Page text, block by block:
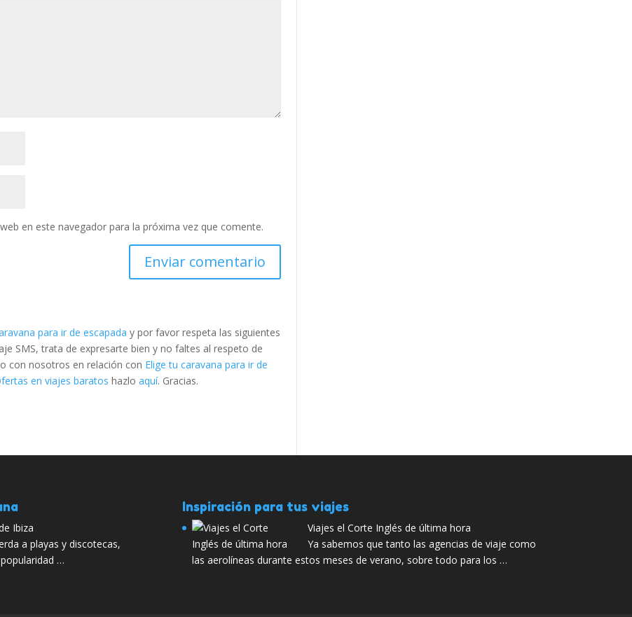
en este navegador para la próxima vez que comente.
para ir de escapada y por favor respeta las siguientes
SMS, trata de expresarte bien y no faltes al respeto de
con nosotros en relación con Elige tu caravana para ir de
en viajes baratos hazloaquí. Gracias.
Ibiza
a playas y discotecas,
…
Inspiración para tus viajes
Viajes el Corte Inglés de última hora
Ya sabemos que tanto las agencias de viaje como
las aerolíneas durante estos meses de verano, sobre todo para los …